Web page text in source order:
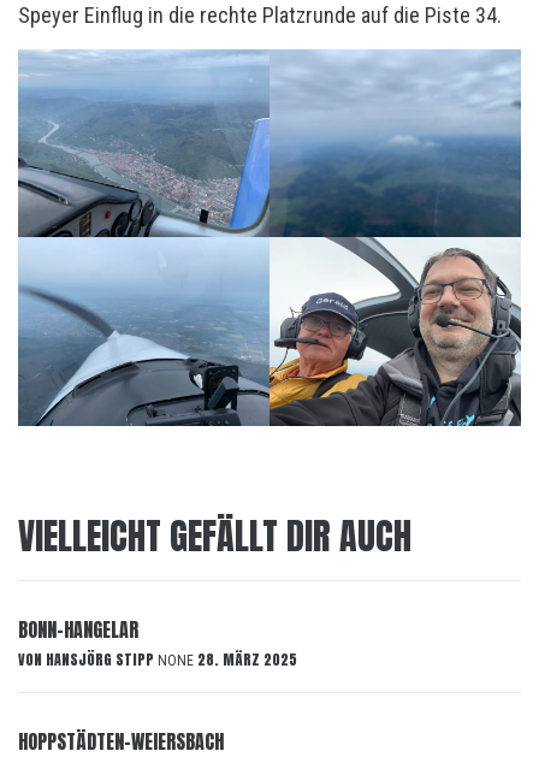
Speyer Einflug in die rechte Platzrunde auf die Piste 34.
VIELLEICHT GEFÄLLT DIR AUCH
BONN-HANGELAR
VON HANSJÖRG STIPP NONE 28. MÄRZ 2025
HOPPSTÄDTEN-WEIERSBACH